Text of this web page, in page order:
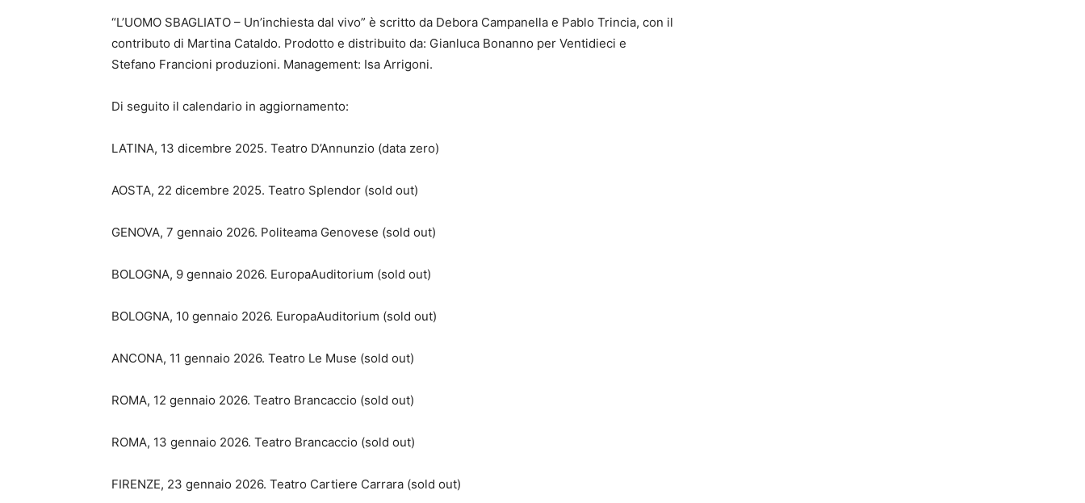
“L’UOMO SBAGLIATO – Un’inchiesta dal vivo” è scritto da Debora Campanella e Pablo Trincia, con il
contributo di Martina Cataldo. Prodotto e distribuito da: Gianluca Bonanno per Ventidieci e
Stefano Francioni produzioni. Management: Isa Arrigoni.
Di seguito il calendario in aggiornamento:
LATINA, 13 dicembre 2025. Teatro D’Annunzio (data zero)
AOSTA, 22 dicembre 2025. Teatro Splendor (sold out)
GENOVA, 7 gennaio 2026. Politeama Genovese (sold out)
BOLOGNA, 9 gennaio 2026. EuropaAuditorium (sold out)
BOLOGNA, 10 gennaio 2026. EuropaAuditorium (sold out)
ANCONA, 11 gennaio 2026. Teatro Le Muse (sold out)
ROMA, 12 gennaio 2026. Teatro Brancaccio (sold out)
ROMA, 13 gennaio 2026. Teatro Brancaccio (sold out)
FIRENZE, 23 gennaio 2026. Teatro Cartiere Carrara (sold out)